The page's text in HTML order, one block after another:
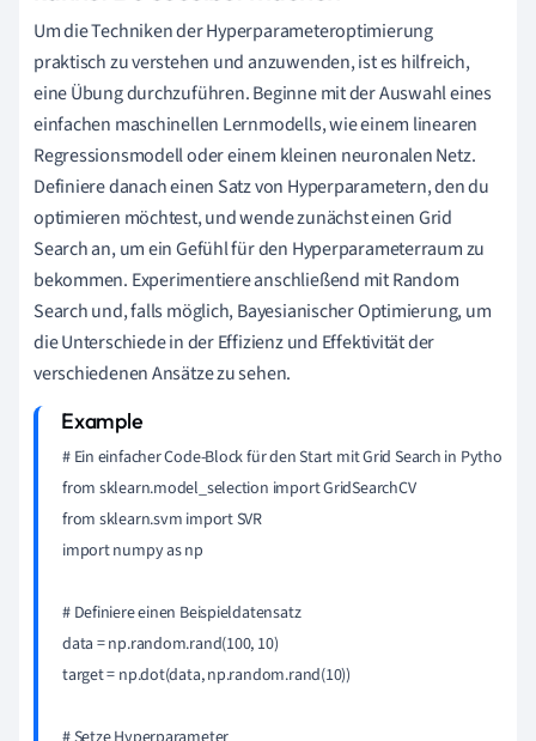
Um die Techniken der Hyperparameteroptimierung
praktisch zu verstehen und anzuwenden, ist es hilfreich,
eine Übung durchzuführen. Beginne mit der Auswahl eines
einfachen maschinellen Lernmodells, wie einem linearen
Regressionsmodell oder einem kleinen neuronalen Netz.
Definiere danach einen Satz von Hyperparametern, den du
optimieren möchtest, und wende zunächst einen Grid
Search an, um ein Gefühl für den Hyperparameterraum zu
bekommen. Experimentiere anschließend mit Random
Search und, falls möglich, Bayesianischer Optimierung, um
die Unterschiede in der Effizienz und Effektivität der
verschiedenen Ansätze zu sehen.
# Ein einfacher Code-Block für den Start mit Grid Search in Python
from sklearn.model_selection import GridSearchCV
from sklearn.svm import SVR
import numpy as np
# Definiere einen Beispieldatensatz
data = np.random.rand(100, 10)
target = np.dot(data, np.random.rand(10))